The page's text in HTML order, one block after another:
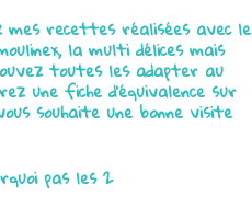
recettes réalisées avec le
la multi délices mais
toutes les adapter au
une fiche d'équivalence sur
souhaite une bonne visite
pas les 2